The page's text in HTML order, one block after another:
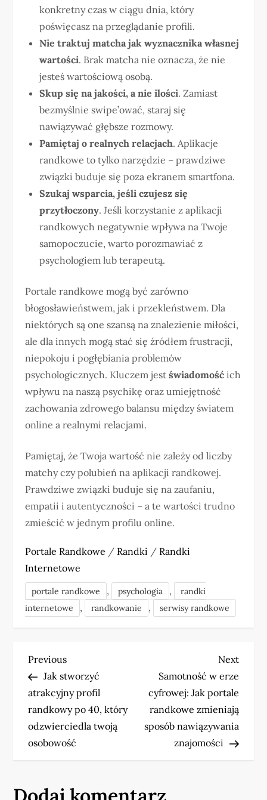
konkretny czas w ciągu dnia, który
poświęcasz na przeglądanie profili.
Nie traktuj matcha jak wyznacznika własnej
wartości. Brak matcha nie oznacza, że nie
jesteś wartościową osobą.
Skup się na jakości, a nie ilości. Zamiast
bezmyślnie swipe’ować, staraj się
nawiązywać głębsze rozmowy.
Pamiętaj o realnych relacjach. Aplikacje
randkowe to tylko narzędzie – prawdziwe
związki buduje się poza ekranem smartfona.
Szukaj wsparcia, jeśli czujesz się
przytłoczony. Jeśli korzystanie z aplikacji
randkowych negatywnie wpływa na Twoje
samopoczucie, warto porozmawiać z
psychologiem lub terapeutą.
Portale randkowe mogą być zarówno
błogosławieństwem, jak i przekleństwem. Dla
niektórych są one szansą na znalezienie miłości,
ale dla innych mogą stać się źródłem frustracji,
niepokoju i pogłębiania problemów
psychologicznych. Kluczem jestświadomość ich
wpływu na naszą psychikę oraz umiejętność
zachowania zdrowego balansu między światem
online a realnymi relacjami.
Pamiętaj, że Twoja wartość nie zależy od liczby
matchy czy polubień na aplikacji randkowej.
Prawdziwe związki buduje się na zaufaniu,
empatii i autentyczności – a te wartości trudno
zmieścić w jednym profilu online.
Portale Randkowe / Randki / Randki
Internetowe
portale randkowe , psychologia ,
randki
internetowe
, randkowanie , serwisy randkowe
N
a
w
i
a
Previous
Post
Previous
Jak stworzyć
atrakcyjny profil
randkowy po 40, który
odzwierciedla twoją
osobowość
Next
Post
Next
Samotność w erze
cyfrowej: Jak portale
randkowe zmieniają
sposób nawiązywania
znajomości